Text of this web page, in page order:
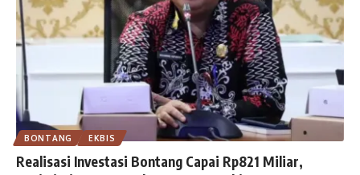
BONTANG EKBIS
Realisasi Investasi Bontang Capai Rp821 Miliar,